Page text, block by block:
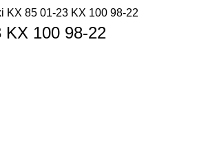
KX 85 01-23 KX 100 98-22
KX 100 98-22